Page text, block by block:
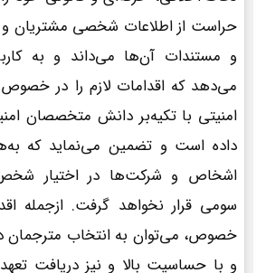
حراست از اطلاعات شخصی مشتریان و
و مستندات آن‌ها می‌داند و به
می‌دهد که اقدامات لازم را در
امنیتی با تکیه‌بر دانش متخصصان
داده است و تضمین می‌نماید که
اشخاص و شرکت‌ها در اختیار
سومی قرار نخواهد گرفت. ازجمله
خصوص، می‌توان به انتخاب مترجمان
و با حساسیت بالا و نیز دریافت